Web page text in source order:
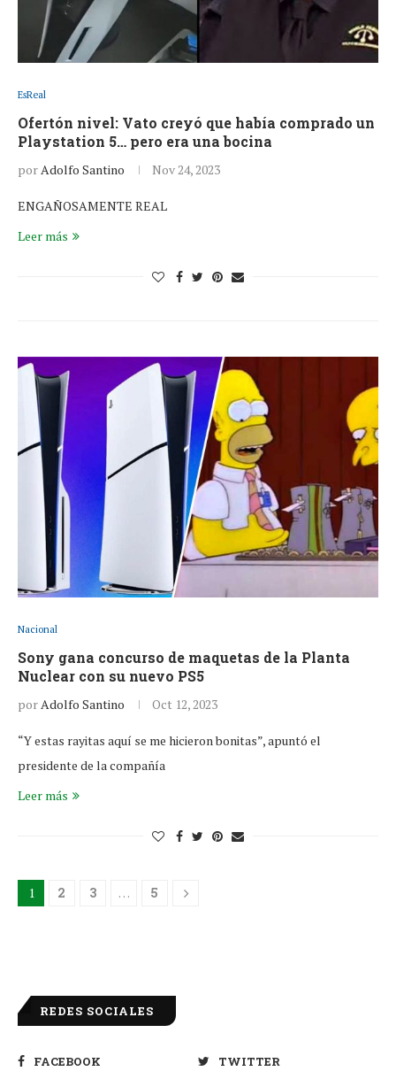
EsReal
Ofertón nivel: Vato creyó que había comprado un
Playstation 5… pero era una bocina
porAdolfo Santino Nov 24, 2023
ENGAÑOSAMENTE REAL
Leer más
Nacional
Sony gana concurso de maquetas de la Planta
Nuclear con su nuevo PS5
porAdolfo Santino Oct 12, 2023
“Y estas rayitas aquí se me hicieron bonitas”, apuntó el
presidente de la compañía
Leer más
1 2 3 … 5
REDES SOCIALES
FACEBOOK
TWITTER